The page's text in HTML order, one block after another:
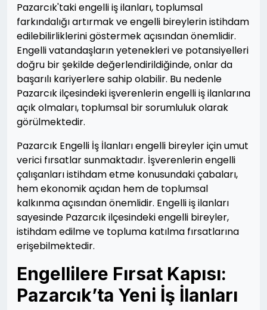
Pazarcık'taki engelli iş ilanları, toplumsal
farkındalığı artırmak ve engelli bireylerin istihdam
edilebilirliklerini göstermek açısından önemlidir.
Engelli vatandaşların yetenekleri ve potansiyelleri
doğru bir şekilde değerlendirildiğinde, onlar da
başarılı kariyerlere sahip olabilir. Bu nedenle
Pazarcık ilçesindeki işverenlerin engelli iş ilanlarına
açık olmaları, toplumsal bir sorumluluk olarak
görülmektedir.
Pazarcık Engelli İş İlanları engelli bireyler için umut
verici fırsatlar sunmaktadır. İşverenlerin engelli
çalışanları istihdam etme konusundaki çabaları,
hem ekonomik açıdan hem de toplumsal
kalkınma açısından önemlidir. Engelli iş ilanları
sayesinde Pazarcık ilçesindeki engelli bireyler,
istihdam edilme ve topluma katılma fırsatlarına
erişebilmektedir.
Engellilere Fırsat Kapısı:
Pazarcık’ta Yeni İş İlanları